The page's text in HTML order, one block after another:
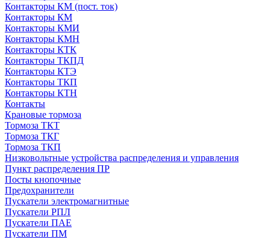
Контакторы КМ (пост. ток)
Контакторы КМ
Контакторы КМИ
Контакторы КМН
Контакторы КТК
Контакторы ТКПД
Контакторы КТЭ
Контакторы ТКП
Контакторы КТН
Контакты
Крановые тормоза
Тормоза ТКТ
Тормоза ТКГ
Тормоза ТКП
Низковольтные устройства распределения и управления
Пункт распределения ПР
Посты кнопочные
Предохранители
Пускатели электромагнитные
Пускатели РПЛ
Пускатели ПАЕ
Пускатели ПМ